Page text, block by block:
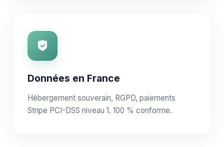
Données en France
Hébergement souverain, RGPD, paiements
Stripe PCI-DSS niveau 1. 100 % conforme.